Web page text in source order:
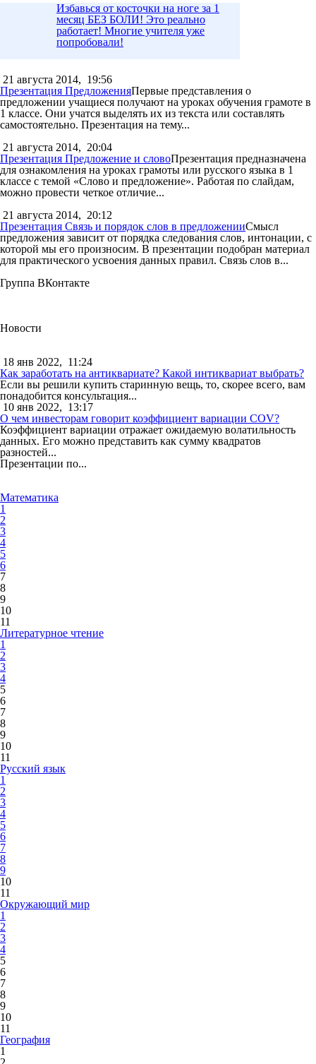
Избавься от косточки на ноге за 1
месяц БЕЗ БОЛИ! Это реально
работает! Многие учителя уже
попробовали!
21 августа 2014, 19:56
Презентация ПредложенияПервые представления о
предложении учащиеся получают на уроках обучения грамоте в
1 классе. Они учатся выделять их из текста или составлять
самостоятельно. Презентация на тему...
21 августа 2014, 20:04
Презентация Предложение и словоПрезентация предназначена
для ознакомления на уроках грамоты или русского языка в 1
классе с темой «Слово и предложение». Работая по слайдам,
можно провести четкое отличие...
21 августа 2014, 20:12
Презентация Связь и порядок слов в предложенииСмысл
предложения зависит от порядка следования слов, интонации, с
которой мы его произносим. В презентации подобран материал
для практического усвоения данных правил. Связь слов в...
Группа ВКонтакте
Новости
18 янв 2022, 11:24
Как заработать на антиквариате? Какой интиквариат выбрать?
Если вы решили купить старинную вещь, то, скорее всего, вам
понадобится консультация...
10 янв 2022, 13:17
О чем инвесторам говорит коэффициент вариации COV?
Коэффициент вариации отражает ожидаемую волатильность
данных. Его можно представить как сумму квадратов
разностей...
Презентации по...
Математика
1
2
3
4
5
6
7
8
9
10
11
Литературное чтение
1
2
3
4
5
6
7
8
9
10
11
Русский язык
1
2
3
4
5
6
7
8
9
10
11
Окружающий мир
1
2
3
4
5
6
7
8
9
10
11
География
1